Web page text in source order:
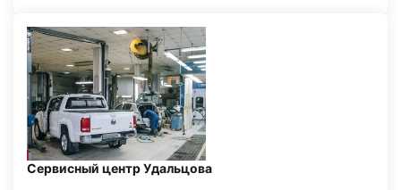
Сервисный центр Удальцова